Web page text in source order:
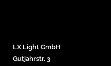
LX Light GmbH
Gutjahrstr. 3